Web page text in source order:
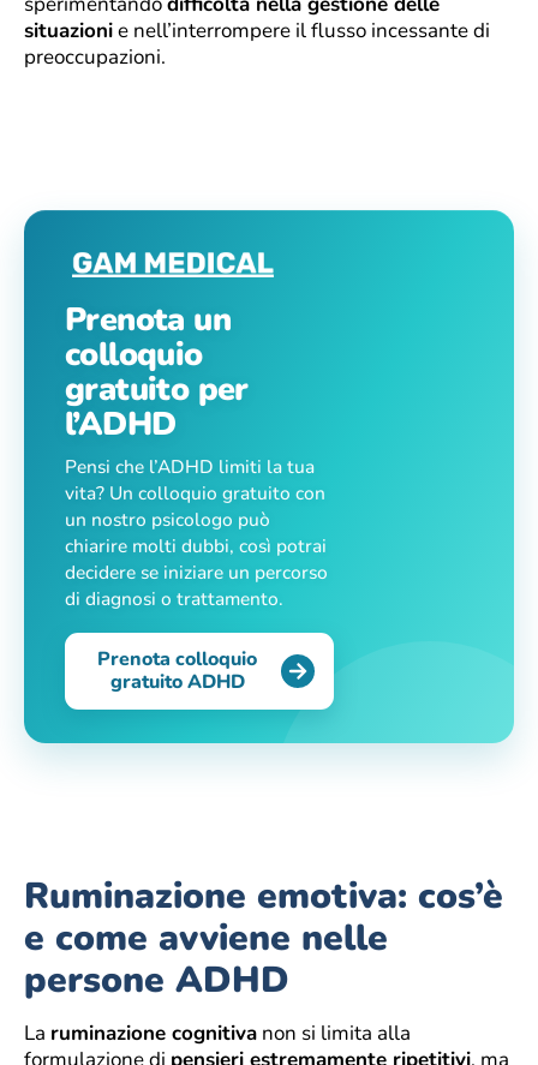
situazionie nell’interrompere il flusso incessante di
preoccupazioni.
Prenota un
colloquio
gratuito per
l’ADHD
Pensi che l’ADHD limiti la tua
vita? Un colloquio gratuito con
un nostro psicologo può
chiarire molti dubbi, così potrai
decidere se iniziare un percorso
di diagnosi o trattamento.
Prenota colloquio
gratuito ADHD
Ruminazione emotiva: cos’è
e come avviene nelle
persone ADHD
La ruminazione cognitiva non si limita alla
formulazione di pensieri estremamente ripetitivi, ma